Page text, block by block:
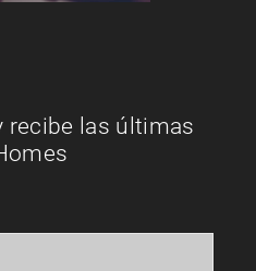
recibe las últimas